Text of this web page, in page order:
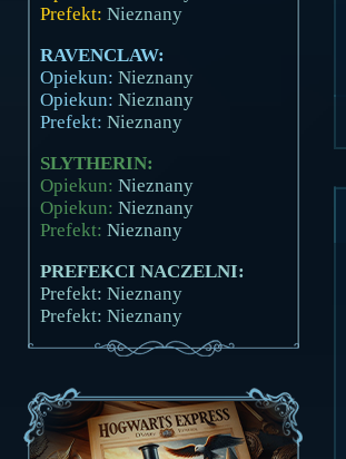
Prefekt: Nieznany
RAVENCLAW:
Opiekun: Nieznany
Opiekun: Nieznany
Prefekt: Nieznany
SLYTHERIN:
Opiekun: Nieznany
Opiekun: Nieznany
Prefekt: Nieznany
PREFEKCI NACZELNI:
Prefekt: Nieznany
Prefekt: Nieznany